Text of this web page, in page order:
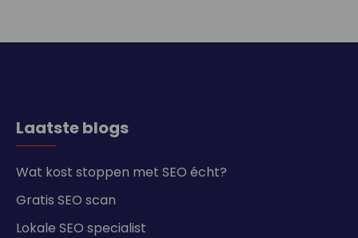
Laatste blogs
Wat kost stoppen met SEO écht?
Gratis SEO scan
Lokale SEO specialist